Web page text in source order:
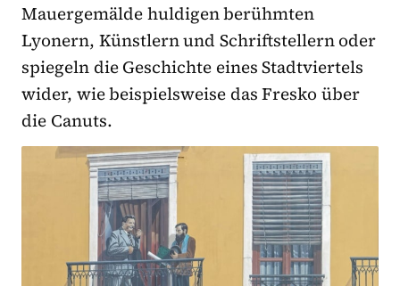
Mauergemälde huldigen berühmten
Lyonern, Künstlern und Schriftstellern oder
spiegeln die Geschichte eines Stadtviertels
wider, wie beispielsweise das Fresko über
die Canuts.